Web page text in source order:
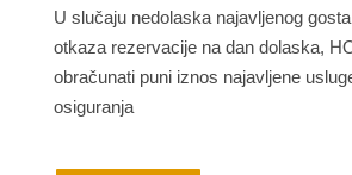
U slučaju nedolaska najavljenog
otkaza rezervacije na dan dolaska,
obračunati puni iznos najavljene
osiguranja